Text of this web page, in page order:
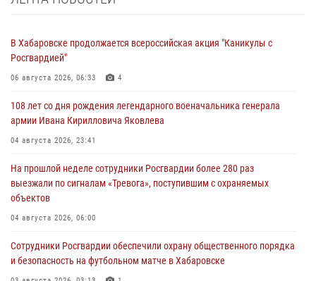
В Хабаровске продолжается всероссийская акция "Каникулы с
Росгвардией"
06 августа 2026, 06:33 4
108 лет со дня рождения легендарного военачальника генерала
армии Ивана Кирилловича Яковлева
04 августа 2026, 23:41
На прошлой неделе сотрудники Росгвардии более 280 раз
выезжали по сигналам «Тревога», поступившим с охраняемых
объектов
04 августа 2026, 06:00
Сотрудники Росгвардии обеспечили охрану общественного порядка
и безопасность на футбольном матче в Хабаровске